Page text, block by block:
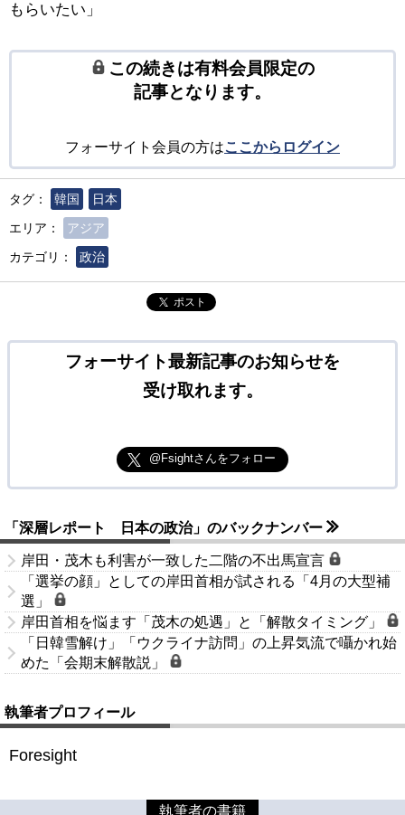
もらいたい」
この続きは有料会員限定の
記事となります。
フォーサイト会員の方はここからログイン
タグ： 韓国
日本
エリア：
アジア
カテゴリ：
政治
ポスト
フォーサイト最新記事のお知らせを
受け取れます。
@Fsightさんをフォロー
「深層レポート 日本の政治」のバックナンバー
岸田・茂木も利害が一致した二階の不出馬宣言
「選挙の顔」としての岸田首相が試される「4月の大型補
選」
岸田首相を悩ます「茂木の処遇」と「解散タイミング」
「日韓雪解け」「ウクライナ訪問」の上昇気流で囁かれ始
めた「会期末解散説」
執筆者プロフィール
Foresight
執筆者の書籍